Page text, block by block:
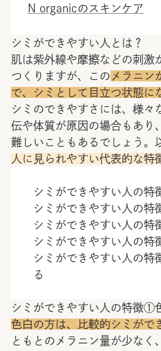
N organicのスキンケア
シミができやすい人とは？
肌は紫外線や摩擦などの刺激
つくりますが、この メラニン
で、シミとして目立つ状態に
シミのできやすさには、様々
伝や体質が原因の場合もあり
難しいこともあるでしょう。
人に見られやすい代表的な特
シミができやすい人の
シミができやすい人の
シミができやすい人の
シミができやすい人の
シミができやすい人の
る
シミができやすい人の特徴①
色白の方は、比較的シミがで
ともとのメラニン量が少なく